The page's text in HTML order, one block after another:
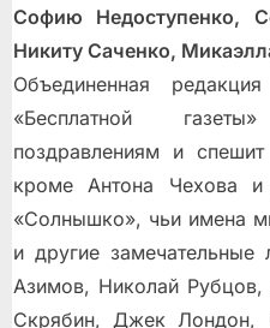
Софию Недоступенко,
Никиту Саченко,
Объединенная
«Бесплатной
поздравлениям и
кроме Антона Чехова и
«Солнышко», чьи имена
и другие
Азимов, Николай
Скрябин, Джек Лондон,